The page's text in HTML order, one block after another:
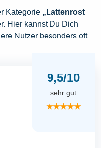
Kategorie „Lattenrost
Hier kannst Du Dich
Nutzer besonders oft
9,5/10
sehr gut
★★★★★